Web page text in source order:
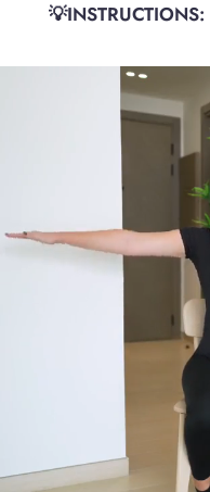
💡INSTRUCTIONS: